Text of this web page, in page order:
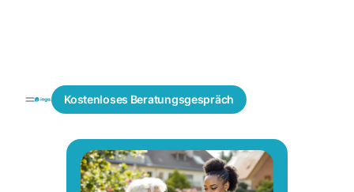
Kostenloses Beratungsgespräch
Blogs
Fachkräfte
finden
Schnelle
Besetzung